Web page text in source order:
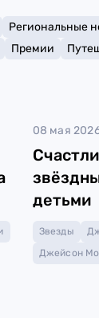
Региональные
Премии
08 мая
детьми
Звезды
Джейсон